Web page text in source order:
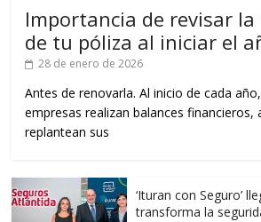
Importancia de revisar
de tu póliza al iniciar el
28 de enero de 2026
Antes de renovarla. Al inicio de cada
empresas realizan balances financieros,
replantean sus
‘Ituran con Seguro’
transforma la